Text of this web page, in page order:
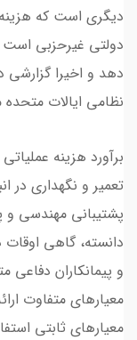
دولتی غیرحزبی است
دهد و اخیرا
نظامی ایالات
تعمیر و نگهداری در
پشتیبانی مهندسی و
دانسته، گاهی
و پیمانکاران دفاعی
معیارهای ثابتی